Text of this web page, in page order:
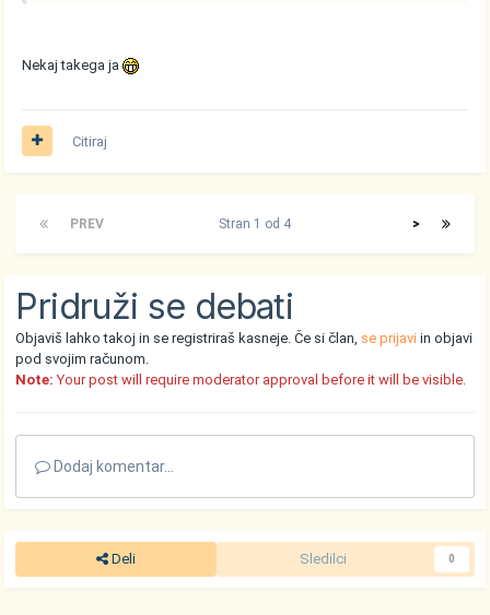
Nekaj takega ja
Citiraj
PREV >
Stran 1 od 4
Pridruži se debati
Objaviš lahko takoj in se registriraš kasneje. Če si član, se prijavi in objavi
pod svojim računom.
Note: Your post will require moderator approval before it will be visible.
Dodaj komentar...
Deli Sledilci 0